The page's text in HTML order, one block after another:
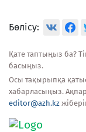
Бөлісу:
Қате таптыңыз ба?
басыңыз.
Осы тақырыпқа
хабарласыңыз.
editor@azh.kz